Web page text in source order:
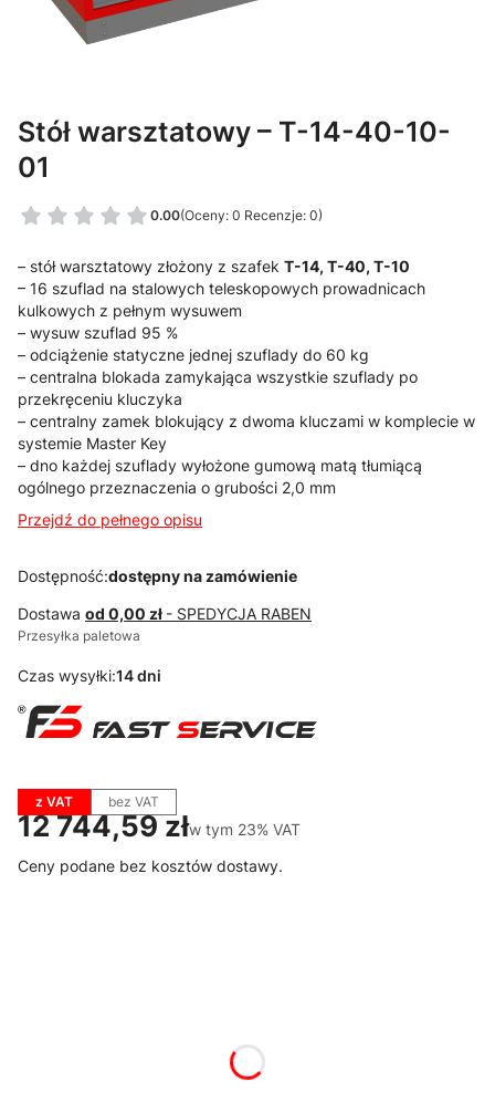
Stół warsztatowy – T-14-40-10-
01
0.00(Oceny: 0 Recenzje: 0)
– stół warsztatowy złożony z szafek T-14, T-40, T-10
– 16 szuflad na stalowych teleskopowych prowadnicach
kulkowych z pełnym wysuwem
– wysuw szuflad 95 %
– odciążenie statyczne jednej szuflady do 60 kg
– centralna blokada zamykająca wszystkie szuflady po
przekręceniu kluczyka
– centralny zamek blokujący z dwoma kluczami w komplecie w
systemie Master Key
– dno każdej szuflady wyłożone gumową matą tłumiącą
ogólnego przeznaczenia o grubości 2,0 mm
Przejdź do pełnego opisu
Dostępność:dostępny na zamówienie
Dostawa od 0,00 zł - SPEDYCJA RABEN
Przesyłka paletowa
Czas wysyłki:14 dni
z VAT bez VAT
Cena
12 744,59 złw tym 23% VAT
w tym 23% VAT
Ceny podane bez kosztów dostawy.